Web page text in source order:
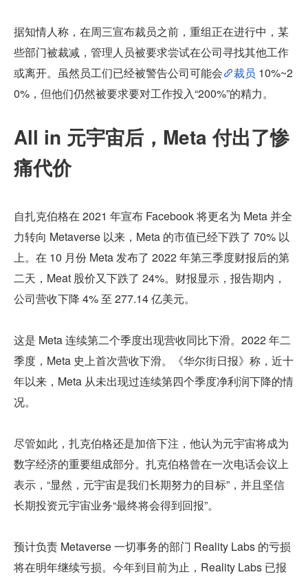
据知情人称，在周三宣布裁员之前，重组正在进行中，某
些部门被裁减，管理人员被要求尝试在公司寻找其他工作
或离开。虽然员工们已经被警告公司可能会
裁员 10%~2
0%，但他们仍然被要求要对工作投入“200%”的精力。
All in 元宇宙后，Meta 付出了惨
痛代价
自扎克伯格在 2021 年宣布 Facebook 将更名为 Meta 并全
力转向 Metaverse 以来，Meta 的市值已经下跌了 70% 以
上。在 10 月份 Meta 发布了 2022 年第三季度财报后的第
二天，Meat 股价又下跌了 24%。财报显示，报告期内，
公司营收下降 4% 至 277.14 亿美元。
这是 Meta 连续第二个季度出现营收同比下滑。2022 年二
季度，Meta 史上首次营收下滑。《华尔街日报》称，近十
年以来，Meta 从未出现过连续第四个季度净利润下降的情
况。
尽管如此，扎克伯格还是加倍下注，他认为元宇宙将成为
数字经济的重要组成部分。扎克伯格曾在一次电话会议上
表示，“显然，元宇宙是我们长期努力的目标”，并且坚信
长期投资元宇宙业务“最终将会得到回报”。
预计负责 Metaverse 一切事务的部门 Reality Labs 的亏损
将在明年继续亏损。今年到目前为止，Reality Labs 已报